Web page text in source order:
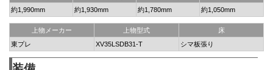
約1,990mm
約1,930mm 約1,780mm 約1,050mm
上物メーカー 上物型式
床
東プレ
XV35LSDB31-T シマ板張り